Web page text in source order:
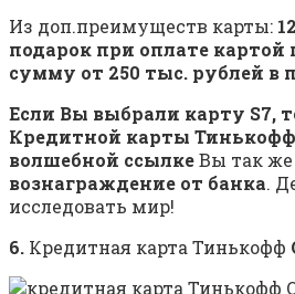
Из доп.преимуществ карты:
подарок при оплате
сумму от 250 тыс. рублей в
Если Вы выбрали карту S7,
Кредитной карты Тинькофф
волшебной ссылкеВы так
вознаграждение от банка.
исследовать мир!
6. Кредитная карта Тинькофф